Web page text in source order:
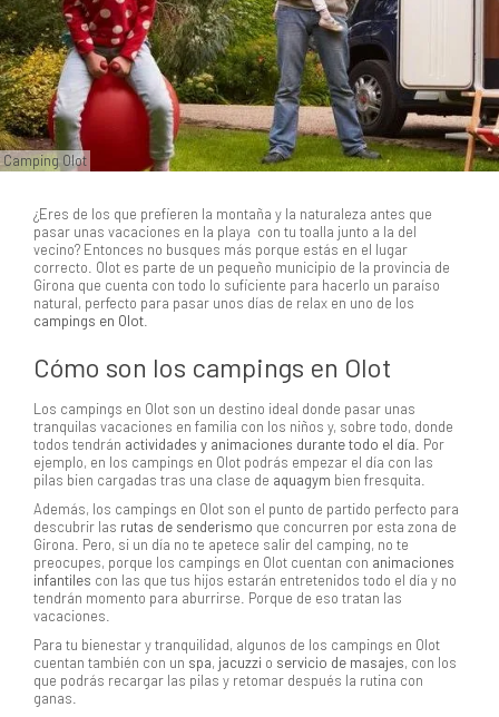
Camping Olot
¿Eres de los que prefieren la montaña y la naturaleza antes que
pasar unas vacaciones en la playa con tu toalla junto a la del
vecino? Entonces no busques más porque estás en el lugar
correcto. Olot es parte de un pequeño municipio de la provincia de
Girona que cuenta con todo lo suficiente para hacerlo un paraíso
natural, perfecto para pasar unos días de relax en uno de los
campings en Olot
Cómo son los campings en Olot
Los campings en Olot son un destino ideal donde pasar unas
tranquilas vacaciones en familia con los niños y, sobre todo, donde
todos tendrán actividades y animaciones durante todo el día . Por
ejemplo, en los campings en Olot podrás empezar el día con las
pilas bien cargadas tras una clase de aquagym bien fresquita.
Además, los campings en Olot son el punto de partido perfecto para
descubrir las rutas de senderismo que concurren por esta zona de
Girona. Pero, si un día no te apetece salir del camping, no te
preocupes, porque los campings en Olot cuentan con animaciones
infantiles con las que tus hijos estarán entretenidos todo el día y no
tendrán momento para aburrirse. Porque de eso tratan las
vacaciones.
Para tu bienestar y tranquilidad, algunos de los campings en Olot
cuentan también con un spa, jacuzzi o servicio de masajes, con los
que podrás recargar las pilas y retomar después la rutina con
ganas.